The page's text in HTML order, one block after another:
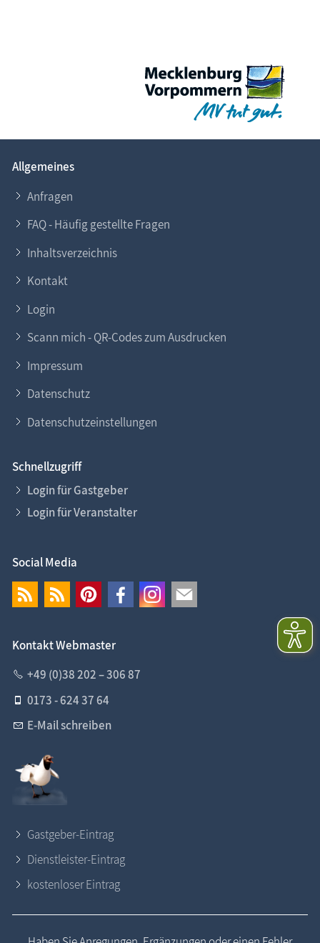
Allgemeines
Anfragen
FAQ - Häufig gestellte Fragen
Inhaltsverzeichnis
Kontakt
Login
Scann mich - QR-Codes zum Ausdrucken
Impressum
Datenschutz
Datenschutzeinstellungen
Schnellzugriff
Login für Gastgeber
Login für Veranstalter
Social Media
Kontakt Webmaster
+49 (0)38 202 – 306 87
0173 - 624 37 64
E-Mail schreiben
Gastgeber-Eintrag
Dienstleister-Eintrag
kostenloser Eintrag